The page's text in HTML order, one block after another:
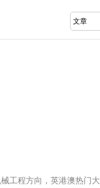
工程方向，英港澳热门大